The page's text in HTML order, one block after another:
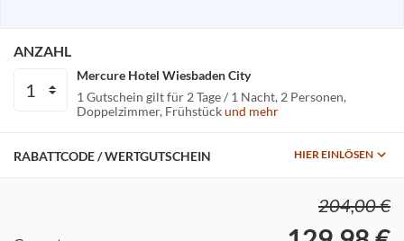
ANZAHL
Mercure Hotel Wiesbaden City
1 Gutschein gilt für 2 Tage / 1 Nacht 2 Personen
Doppelzimmer Frühstückund mehr
RABATTCODE / WERTGUTSCHEIN HIER EINLÖSEN
204,00 €